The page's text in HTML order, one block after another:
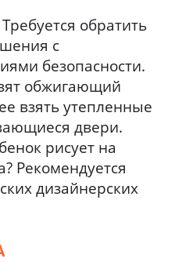
обратить
с
безопасности.
обжигающий
взять утепленные
двери.
рисует на
Рекомендуется
дизайнерских